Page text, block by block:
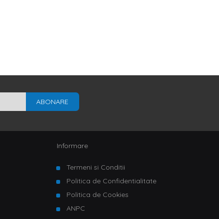
ABONARE
Informare
Termeni si Conditii
Politica de Confidentialitate
Politica de Cookies
ANPC